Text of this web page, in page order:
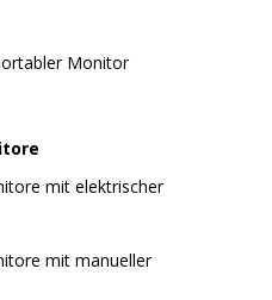
Monitor
mit elektrischer
mit manueller